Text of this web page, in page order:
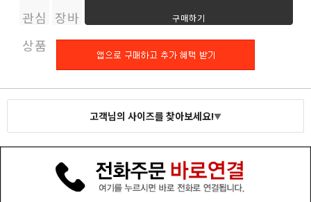
관심
상품
장바
구니
구매하기
고객님의 사이즈를 찾아보세요!▼